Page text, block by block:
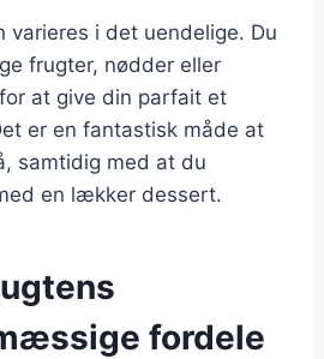
varieres i det uendelige. Du
frugter, nødder eller
at give din parfait et
er en fantastisk måde at
samtidig med at du
en lækker dessert.
fordele